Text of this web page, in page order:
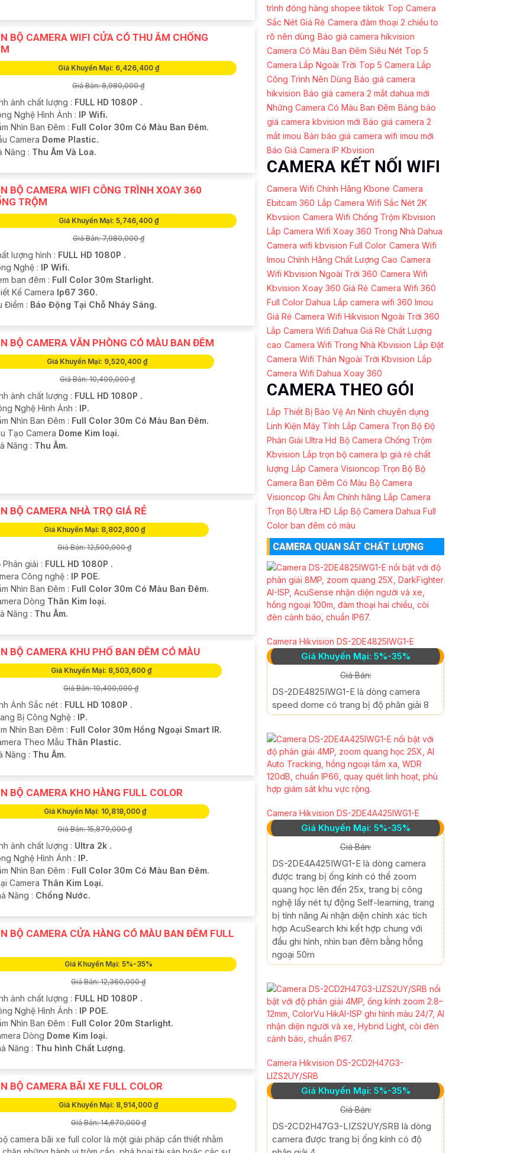
BỘ CAMERA WIFI CỬA CÓ THU ÂM CHỐNG
Giá Khuyến Mại: 6,426,400 ₫
Giá Bán: 8,980,000 ₫
️
ảnh chất lượng : FULL HD 1080P .
Nghệ Hình Ảnh : IP Wifi.
Nhìn Ban Đêm : Full Color 30m Có Màu Ban Ðêm.
Camera Dome Plastic.
Năng : Thu Âm Và Loa.
BỘ CAMERA WIFI CÔNG TRÌNH XOAY 360
TRỘM
Giá Khuyến Mại: 5,746,400 ₫
Giá Bán: 7,980,000 ₫
lượng hình : FULL HD 1080P .
Nghệ : IP Wifi.
ban đêm : Full Color 30m Starlight.
Kế Camera Ip67 360.
Điểm : Báo Động Tại Chỗ Nháy Sáng.
BỘ CAMERA VĂN PHÒNG CÓ MÀU BAN ĐÊM
Giá Khuyến Mại: 9,520,400 ₫
Giá Bán: 10,400,000 ₫
️
ảnh chất lượng : FULL HD 1080P .
Nghệ Hình Ảnh : IP.
Nhìn Ban Đêm : Full Color 30m Có Màu Ban Ðêm.
Tạo Camera Dome Kim loại.
Năng : Thu Âm.
BỘ CAMERA NHÀ TRỌ GIÁ RẺ
Giá Khuyến Mại: 8,802,800 ₫
Giá Bán: 12,500,000 ₫
Phân giải : FULL HD 1080P .
Công nghệ : IP POE.
Nhìn Ban Đêm : Full Color 30m Có Màu Ban Ðêm.
Dòng Thân Kim loại.
Năng : Thu Âm.
BỘ CAMERA KHU PHỐ BAN ĐÊM CÓ MÀU
Giá Khuyến Mại: 8,503,600 ₫
Giá Bán: 10,400,000 ₫
Ảnh Sắc nét : FULL HD 1080P .
Bị Công Nghệ : IP.
Nhìn Ban Đêm : Full Color 30m Hồng Ngoại Smart IR.
Theo Mẫu Thân Plastic.
Năng : Thu Âm.
BỘ CAMERA KHO HÀNG FULL COLOR
Giá Khuyến Mại: 10,818,000 ₫
Giá Bán: 15,879,000 ₫
ảnh chất lượng : Ultra 2k .
Nghệ Hình Ảnh : IP.
Nhìn Ban Đêm : Full Color 30m Có Màu Ban Đêm.
Camera Thân Kim Loại.
Năng : Chống Nước.
BỘ CAMERA CỬA HÀNG CÓ MÀU BAN ĐÊM FULL
Giá Khuyến Mại: 5%-35%
Giá Bán: 12,360,000 ₫
️
ảnh chất lượng : FULL HD 1080P .
Nghệ Hình Ảnh : IP POE.
Nhìn Ban Đêm : Full Color 20m Starlight.
Dòng Dome Kim loại.
Năng : Thu hình Chất Lượng.
BỘ CAMERA BÃI XE FULL COLOR
Giá Khuyến Mại: 8,914,000 ₫
Giá Bán: 14,670,000 ₫
camera bãi xe full color là một giải pháp cần thiết nhằm
trình đóng hàng shopee tiktok Top Camera
Sắc Nét Giá Rẻ Camera đàm thoại 2 chiều to
rõ nên dùng Báo giá camera hikvision
Camera Có Màu Ban Đêm Siêu Nét Top 5
Camera Lắp Ngoài Trời Top 5 Camera Lắp
Công Trình Nên Dùng Báo giá camera
hikvision Báo giá camera 2 mắt dahua mới
Những Camera Có Màu Ban Đêm Bảng báo
giá camera kbvision mới Báo giá camera 2
mắt imou Bản báo giá camera wifi imou mới
Báo Giá Camera IP Kbvision
CAMERA KẾT NỐI WIFI
Camera Wifi Chính Hãng Kbone Camera
Ebitcam 360 Lắp Camera Wifi Sắc Nét 2K
Kbvsiion Camera Wifi Chống Trộm Kbvision
Lắp Camera Wifi Xoay 360 Trong Nhà Dahua
Camera wifi kbvision Full Color Camera Wifi
Imou Chính Hãng Chất Lượng Cao Camera
Wifi Kbvision Ngoài Trời 360 Camera Wifi
Kbvision Xoay 360 Giá Rẻ Camera Wifi 360
Full Color Dahua Lắp camera wifi 360 Imou
Giá Rẻ Camera Wifi Hikvision Ngoài Trời 360
Lắp Camera Wifi Dahua Giá Rẻ Chất Lượng
cao Camera Wifi Trong Nhà Kbvision Lắp Đặt
Camera Wifi Thân Ngoài Trời Kbvision Lắp
Camera Wifi Dahua Xoay 360
CAMERA THEO GÓI
Lắp Thiết Bị Bảo Vệ An Ninh chuyên dụng
Linh Kiện Máy Tính Lắp Camera Trọn Bộ Độ
Phân Giải Ultra Hd Bộ Camera Chống Trộm
Kbvision Lắp trọn bộ camera Ip giá rẻ chất
lượng Lắp Camera Visioncop Trọn Bộ Bộ
Camera Ban Đêm Có Màu Bộ Camera
Visioncop Ghi Âm Chính hãng Lắp Camera
Trọn Bộ Ultra HD Lắp Bộ Camera Dahua Full
Color ban đêm có màu
CAMERA QUAN SÁT CHẤT LƯỢNG
Camera Hikvision DS-2DE4825IWG1-E
Giá Khuyến Mại: 5%-35%
Giá Bán:
DS-2DE4825IWG1-E là dòng camera
speed dome có trang bị độ phân giải 8
Camera Hikvision DS-2DE4A425IWG1-E
Giá Khuyến Mại: 5%-35%
Giá Bán:
DS-2DE4A425IWG1-E là dòng camera
được trang bị ống kính có thể zoom
quang học lên đến 25x, trang bị công
nghệ lấy nét tự động Self-learning, trang
bị tính năng Ai nhận diện chính xác tích
hợp AcuSearch khi kết hợp chung với
đầu ghi hình, nhìn ban đêm bằng hồng
ngoại 50m
Camera Hikvision DS-2CD2H47G3-
LIZS2UY/SRB
Giá Khuyến Mại: 5%-35%
Giá Bán:
DS-2CD2H47G3-LIZS2UY/SRB là dòng
camera được trang bị ống kính có độ